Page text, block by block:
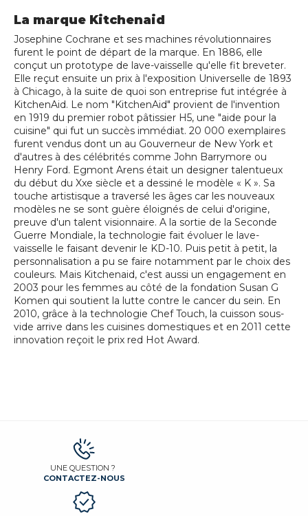
La marque Kitchenaid
Josephine Cochrane et ses machines révolutionnaires
furent le point de départ de la marque. En 1886, elle
conçut un prototype de lave-vaisselle qu'elle fit breveter.
Elle reçut ensuite un prix à l'exposition Universelle de 1893
à Chicago, à la suite de quoi son entreprise fut intégrée à
KitchenAid. Le nom "KitchenAid" provient de l'invention
en 1919 du premier robot pâtissier H5, une "aide pour la
cuisine" qui fut un succès immédiat. 20 000 exemplaires
furent vendus dont un au Gouverneur de New York et
d'autres à des célébrités comme John Barrymore ou
Henry Ford. Egmont Arens était un designer talentueux
du début du Xxe siècle et a dessiné le modèle « K ». Sa
touche artistisque a traversé les âges car les nouveaux
modèles ne se sont guère éloignés de celui d'origine,
preuve d'un talent visionnaire. A la sortie de la Seconde
Guerre Mondiale, la technologie fait évoluer le lave-
vaisselle le faisant devenir le KD-10. Puis petit à petit, la
personnalisation a pu se faire notamment par le choix des
couleurs. Mais Kitchenaid, c'est aussi un engagement en
2003 pour les femmes au côté de la fondation Susan G
Komen qui soutient la lutte contre le cancer du sein. En
2010, grâce à la technologie Chef Touch, la cuisson sous-
vide arrive dans les cuisines domestiques et en 2011 cette
innovation reçoit le prix red Hot Award.
UNE QUESTION ?
CONTACTEZ-NOUS